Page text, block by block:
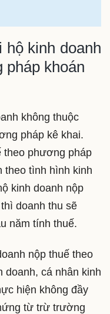
kinh doanh
pháp khoán
không thuộc
pháp kê khai.
theo phương pháp
theo tình hình kinh
kinh doanh nộp
doanh thu sẽ
năm tính thuế.
nộp thuế theo
doanh, cá nhân kinh
hiện không đầy
từ trừ trường